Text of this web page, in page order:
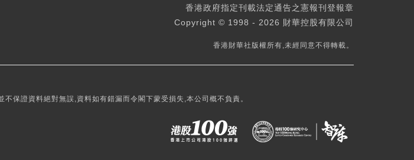
香港政府指定刊載法定通告之憲報刊登報章
Copyright © 1998 - 2026 財華控股有限公司
香港財華社版權所有,未經同意不得轉載。
保證資料絕對無誤,資料如有錯漏而令閣下蒙受損失,本公司概不負責。